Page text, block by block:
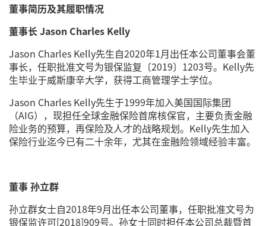
董事简历及其履职情况
董事长 Jason Charles Kelly
Jason Charles Kelly先生自2020年1月出任本公司董事会董
事长，任职批准文号为银保监复〔2019〕1203号。Kelly先
生毕业于威斯康辛大学，获得工商管理学士学位。
Jason Charles Kelly先生于1999年加入美国国际集团
（AIG），现担任全球金融保险首席核保官，主要负责金融
险业务的预算，再保险及人才的战略规划。Kelly先生加入
保险行业迄今已有二十余年，尤其在金融险领域经验丰富。
董事 孙立群
孙立群女士自2018年9月出任本公司董事，任职批准文号为
银保监许可[2018]909号。孙女士同时担任本公司总裁暨首